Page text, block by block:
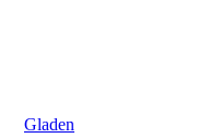
Gladen